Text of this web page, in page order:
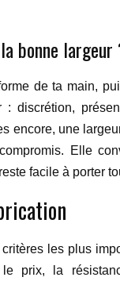
bonne largeur
de ta main,
discrétion,
encore, une
Elle
facile à porter
les plus
prix, la